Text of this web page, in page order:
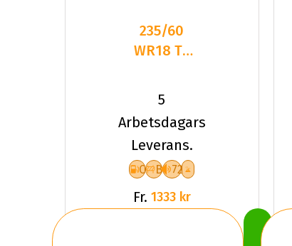
235/60
WR18 TL
YOKO
4S AW21
XL
5
Arbetsdagars
Leverans.
C B 72
Fr. 1333 kr